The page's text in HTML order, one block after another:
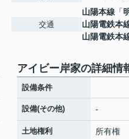
交通
山陽本線 「
山陽電鉄本
山陽電鉄本
アイビー岸家の詳細情
設備条件
設備(その他) -
土地権利 所有権